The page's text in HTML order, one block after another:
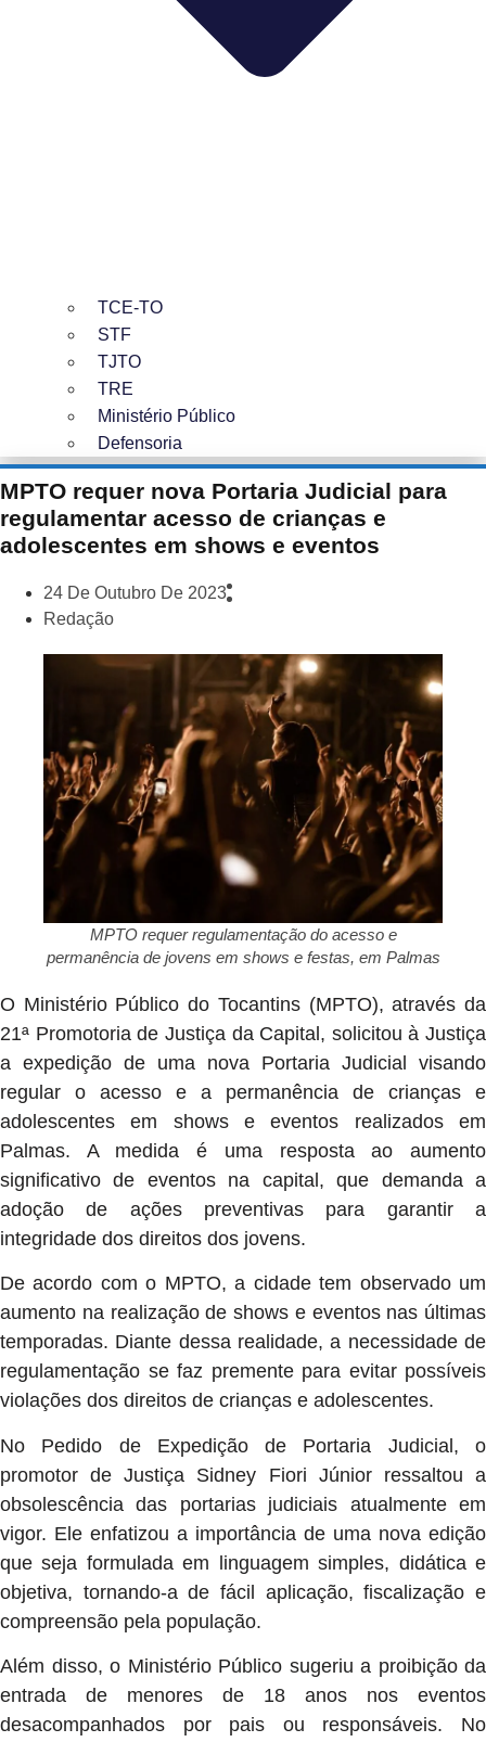
TCE-TO
STF
TJTO
TRE
Ministério Público
Defensoria
MPTO requer nova Portaria Judicial para
regulamentar acesso de crianças e
adolescentes em shows e eventos
24 De Outubro De 2023
Redação
MPTO requer regulamentação do acesso e
permanência de jovens em shows e festas, em Palmas
O Ministério Público do Tocantins (MPTO), através da
21ª Promotoria de Justiça da Capital, solicitou à Justiça
a expedição de uma nova Portaria Judicial visando
regular o acesso e a permanência de crianças e
adolescentes em shows e eventos realizados em
Palmas. A medida é uma resposta ao aumento
significativo de eventos na capital, que demanda a
adoção de ações preventivas para garantir a
integridade dos direitos dos jovens.
De acordo com o MPTO, a cidade tem observado um
aumento na realização de shows e eventos nas últimas
temporadas. Diante dessa realidade, a necessidade de
regulamentação se faz premente para evitar possíveis
violações dos direitos de crianças e adolescentes.
No Pedido de Expedição de Portaria Judicial, o
promotor de Justiça Sidney Fiori Júnior ressaltou a
obsolescência das portarias judiciais atualmente em
vigor. Ele enfatizou a importância de uma nova edição
que seja formulada em linguagem simples, didática e
objetiva, tornando-a de fácil aplicação, fiscalização e
compreensão pela população.
Além disso, o Ministério Público sugeriu a proibição da
entrada de menores de 18 anos nos eventos
desacompanhados por pais ou responsáveis. No